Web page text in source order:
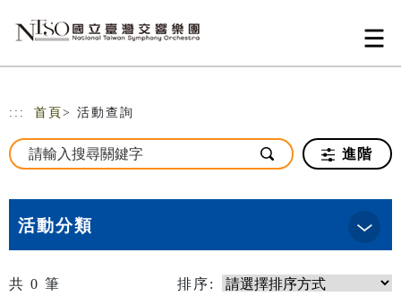
::: 首頁 > 活動查詢
進階
活動分類
共 0 筆 排序: